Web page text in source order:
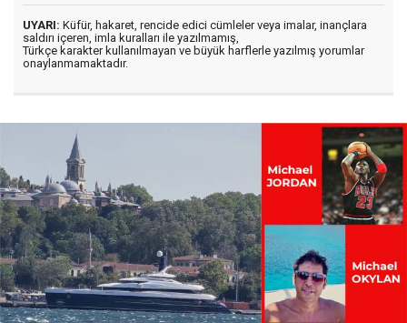
UYARI: Küfür, hakaret, rencide edici cümleler veya imalar, inançlara
saldırı içeren, imla kuralları ile yazılmamış,
Türkçe karakter kullanılmayan ve büyük harflerle yazılmış yorumlar
onaylanmamaktadır.